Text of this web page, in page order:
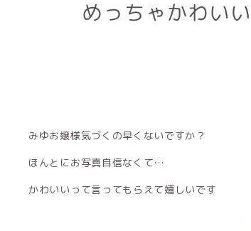
みゆお嬢様気づくの早くないですか？
ほんとにお写真自信なくて…
かわいいって言ってもらえて嬉しいです